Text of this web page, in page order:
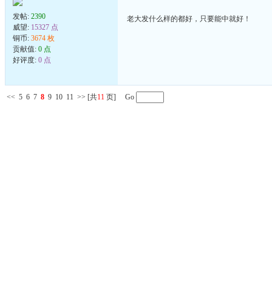
发帖: 2390
威望: 15327 点
铜币: 3674 枚
贡献值: 0 点
好评度: 0 点
老大发什么样的都好，只要能中就好！
<< 5 6 7 8 9 10 11 >> [共11 页] Go